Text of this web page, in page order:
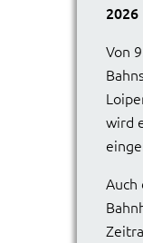
2026
Von
wird
Auch